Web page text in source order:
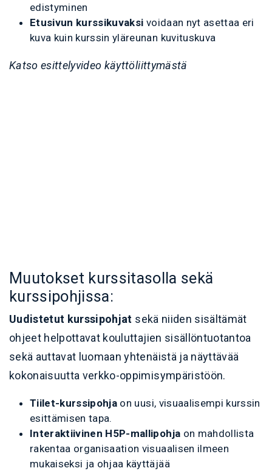
edistyminen
Etusivun kurssikuvaksi voidaan nyt asettaa eri
kuva kuin kurssin yläreunan kuvituskuva
Katso esittelyvideo käyttöliittymästä
Muutokset kurssitasolla sekä
kurssipohjissa:
Uudistetut kurssipohjat sekä niiden sisältämät
ohjeet helpottavat kouluttajien sisällöntuotantoa
sekä auttavat luomaan yhtenäistä ja näyttävää
kokonaisuutta verkko-oppimisympäristöön.
Tiilet-kurssipohja on uusi, visuaalisempi kurssin
esittämisen tapa.
Interaktiivinen H5P-mallipohja on mahdollista
rakentaa organisaation visuaalisen ilmeen
mukaiseksi ja ohjaa käyttäjää